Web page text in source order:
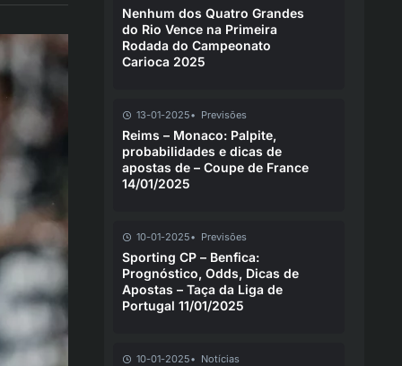
Nenhum dos Quatro Grandes
do Rio Vence na Primeira
Rodada do Campeonato
Carioca 2025
13-01-2025 Previsões
Reims – Monaco: Palpite,
probabilidades e dicas de
apostas de – Coupe de France
14/01/2025
10-01-2025 Previsões
Sporting CP – Benfica:
Prognóstico, Odds, Dicas de
Apostas – Taça da Liga de
Portugal 11/01/2025
10-01-2025 Notícias